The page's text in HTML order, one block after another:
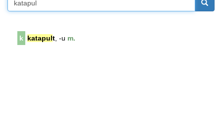
k katapult , -u m.